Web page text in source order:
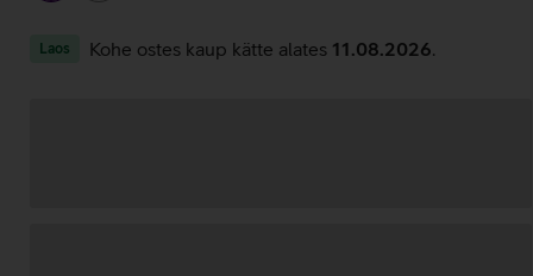
Laos Kohe ostes kaup kätte alates 11.08.2026